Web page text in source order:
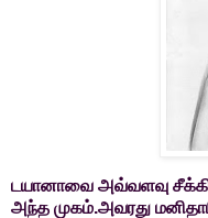
டயானாவை அவ்வளவு
அந்த முகம்.அவரது